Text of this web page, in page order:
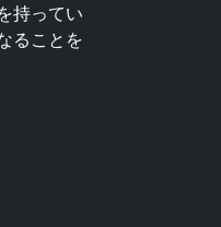
持ってい
ることを